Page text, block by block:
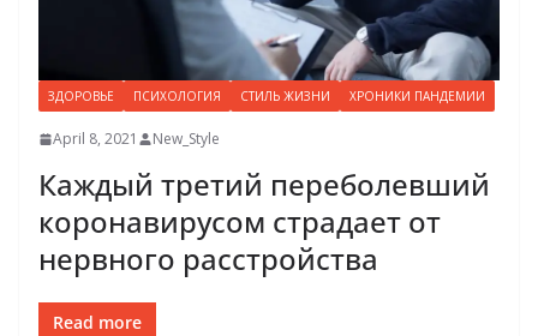
ЗДОРОВЬЕ ПСИХОЛОГИЯ СТИЛЬ ЖИЗНИ ХРОНИКИ ПАНДЕМИИ
April 8, 2021 New_Style
Каждый третий переболевший
коронавирусом страдает от
нервного расстройства
Read more